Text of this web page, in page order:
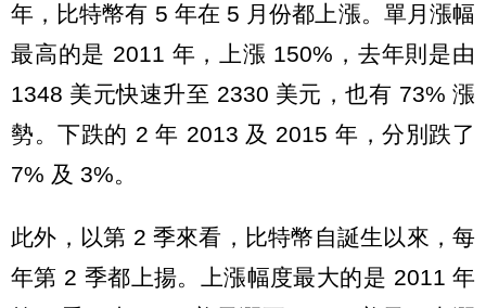
年，比特幣有 5 年在 5 月份都上漲。單月漲幅
最高的是 2011 年，上漲 150%，去年則是由
1348 美元快速升至 2330 美元，也有 73% 漲
勢。下跌的 2 年 2013 及 2015 年，分別跌了
7% 及 3%。
此外，以第 2 季來看，比特幣自誕生以來，每
年第 2 季都上揚。上漲幅度最大的是 2011 年